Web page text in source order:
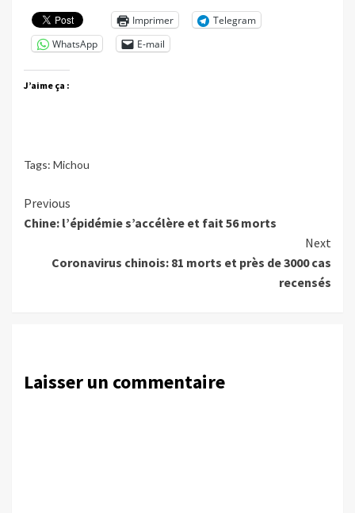
Imprimer
Telegram
WhatsApp
E-mail
J’aime ça :
Tags: Michou
Continue
Reading
Previous
Chine: l’épidémie s’accélère et fait 56 morts
Next
Coronavirus chinois: 81 morts et près de 3000 cas
recensés
Laisser un commentaire